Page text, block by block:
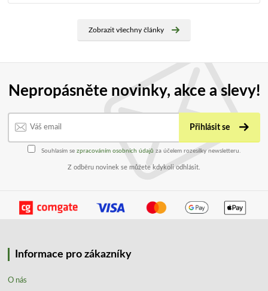
Zobrazit všechny články
Nepropásněte novinky, akce a slevy!
Přihlásit se
Souhlasím se zpracováním osobních údajů za účelem rozesílky newsletteru.
Z odběru novinek se můžete kdykoli odhlásit.
Informace pro zákazníky
O nás